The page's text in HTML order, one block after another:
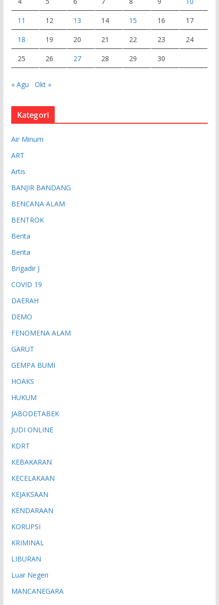
11 12 13 14 15 16 17
18 19 20 21 22 23 24
25 26 27 28 29 30
« Agu Okt »
Kategori
Air Minum
ART
Artis
BANJIR BANDANG
BENCANA ALAM
BENTROK
Berita
Berita
Brigadir J
COVID 19
DAERAH
DEMO
FENOMENA ALAM
GARUT
GEMPA BUMI
HOAKS
HUKUM
JABODETABEK
JUDI ONLINE
KDRT
KEBAKARAN
KECELAKAAN
KEJAKSAAN
KENDARAAN
KORUPSI
KRIMINAL
LIBURAN
Luar Negeri
MANCANEGARA